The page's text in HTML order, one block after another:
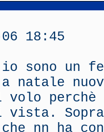
18:45
sono un
a natale
volo perchè
nn ha